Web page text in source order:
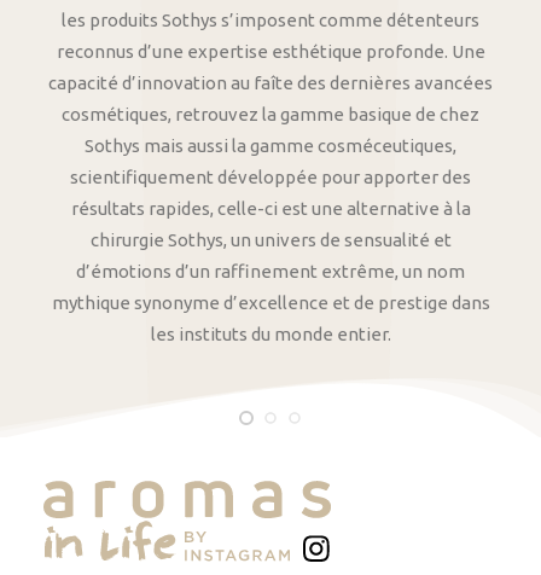
les produits Sothys s’imposent comme détenteurs
reconnus d’une expertise esthétique profonde. Une
capacité d’innovation au faîte des dernières avancées
cosmétiques, retrouvez la gamme basique de chez
Sothys mais aussi la gamme cosméceutiques,
scientifiquement développée pour apporter des
résultats rapides, celle-ci est une alternative à la
chirurgie Sothys, un univers de sensualité et
d’émotions d’un raffinement extrême, un nom
mythique synonyme d’excellence et de prestige dans
les instituts du monde entier.